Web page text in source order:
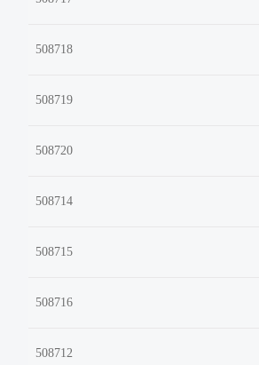
508718
508719
508720
508714
508715
508716
508712